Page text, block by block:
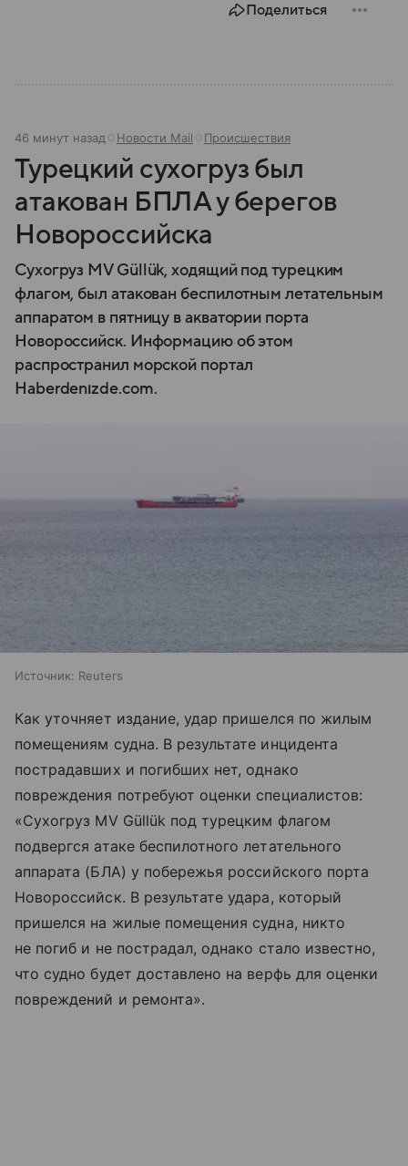
Поделиться
46 минут назад Новости Mail Происшествия
Турецкий сухогруз был
атакован БПЛА у берегов
Новороссийска
Сухогруз MV Güllük, ходящий под турецким
флагом, был атакован беспилотным летательным
аппаратом в пятницу в акватории порта
Новороссийск. Информацию об этом
распространил морской портал
Haberdenızde.com.
Источник: Reuters
Как уточняет издание, удар пришелся по жилым
помещениям судна. В результате инцидента
пострадавших и погибших нет, однако
повреждения потребуют оценки специалистов:
«Сухогруз MV Güllük под турецким флагом
подвергся атаке беспилотного летательного
аппарата (БЛА) у побережья российского порта
Новороссийск. В результате удара, который
пришелся на жилые помещения судна, никто
не погиб и не пострадал, однако стало известно,
что судно будет доставлено на верфь для оценки
повреждений и ремонта».